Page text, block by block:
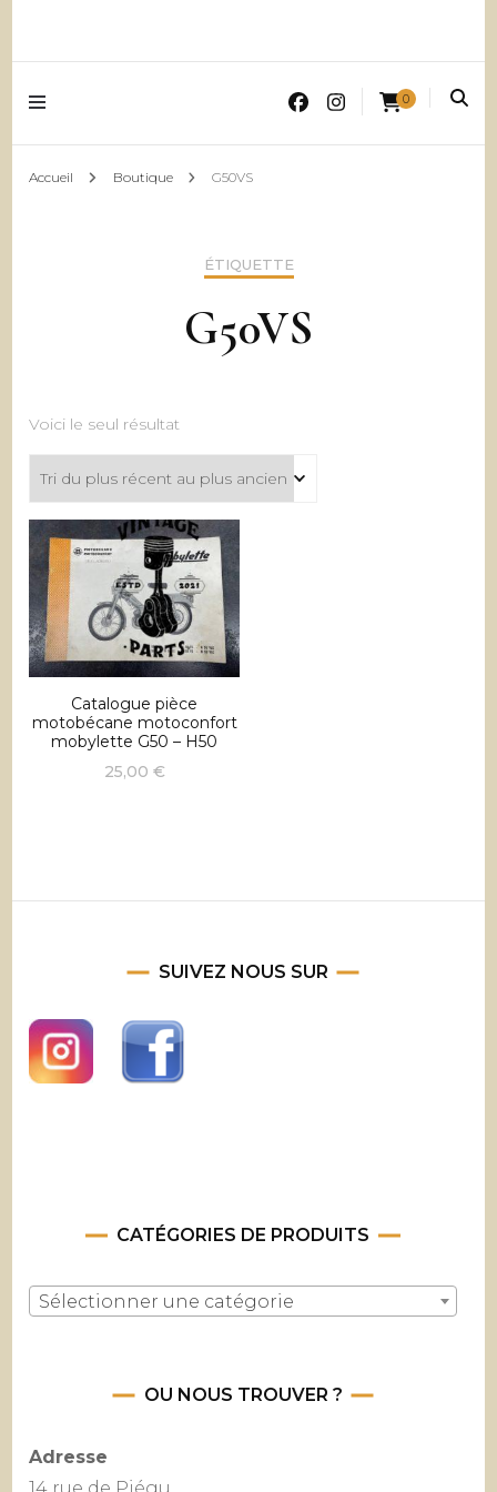
0
Accueil Boutique G50VS
ÉTIQUETTE
G50VS
Voici le seul résultat
Catalogue pièce
motobécane motoconfort
mobylette G50 – H50
25,00 €
SUIVEZ NOUS SUR
CATÉGORIES DE PRODUITS
Sélectionner une catégorie
OU NOUS TROUVER ?
Adresse